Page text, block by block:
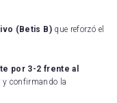
(Betis B)que reforzó el
por 3-2 frente al
y confirmando la